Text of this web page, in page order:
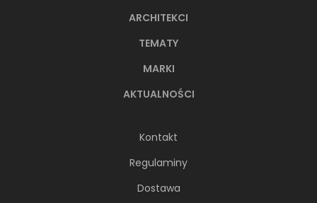
ARCHITEKCI
TEMATY
MARKI
AKTUALNOŚCI
Kontakt
Regulaminy
Dostawa